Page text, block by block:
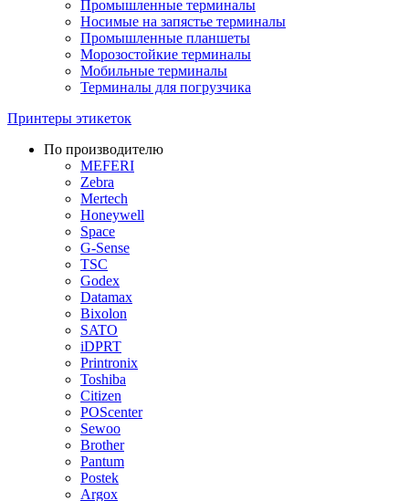
Промышленные терминалы
Носимые на запястье терминалы
Промышленные планшеты
Морозостойкие терминалы
Мобильные терминалы
Терминалы для погрузчика
Принтеры этикеток
По производителю
MEFERI
Zebra
Mertech
Honeywell
Space
G-Sense
TSC
Godex
Datamax
Bixolon
SATO
iDPRT
Printronix
Toshiba
Citizen
POScenter
Sewoo
Brother
Pantum
Postek
Argox